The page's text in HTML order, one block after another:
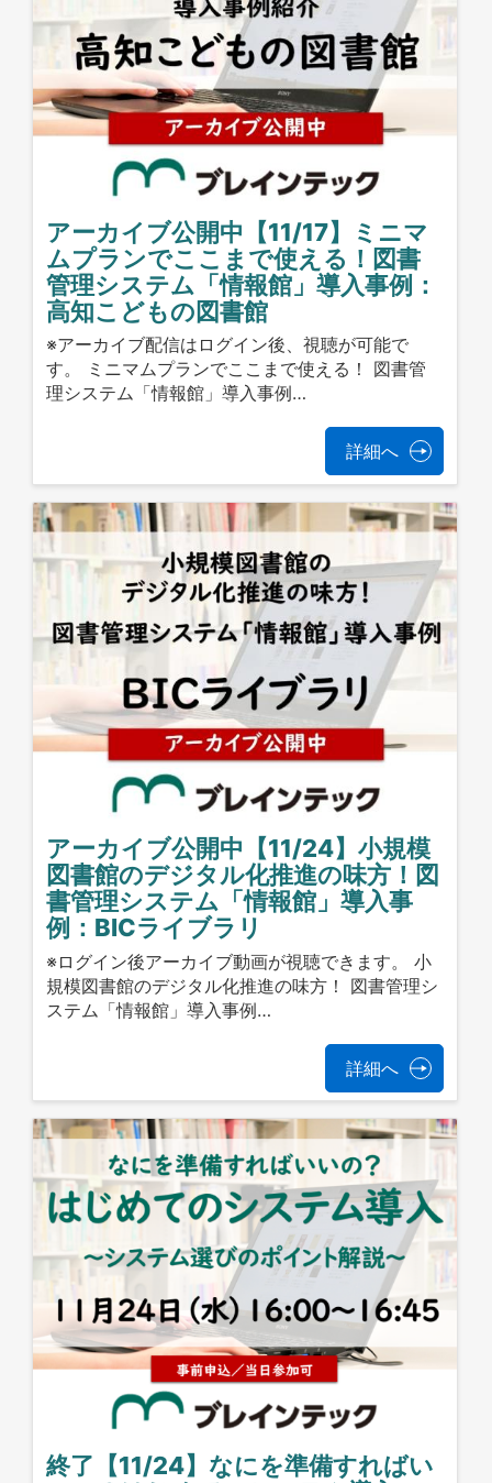
アーカイブ公開中【11/17】ミニマ
ムプランでここまで使える！図書
管理システム「情報館」導入事例：
高知こどもの図書館
※アーカイブ配信はログイン後、視聴が可能で
す。 ミニマムプランでここまで使える！ 図書管
理システム「情報館」導入事例…
詳細へ
アーカイブ公開中【11/24】小規模
図書館のデジタル化推進の味方！図
書管理システム「情報館」導入事
例：BICライブラリ
※ログイン後アーカイブ動画が視聴できます。 小
規模図書館のデジタル化推進の味方！ 図書管理シ
ステム「情報館」導入事例…
詳細へ
終了【11/24】なにを準備すればい